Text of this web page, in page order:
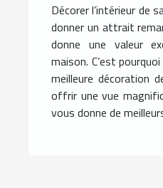
Décorer l’intérieur de
donner un attrait
donne une valeur
maison. C’est
meilleure décoration
offrir une vue
vous donne de